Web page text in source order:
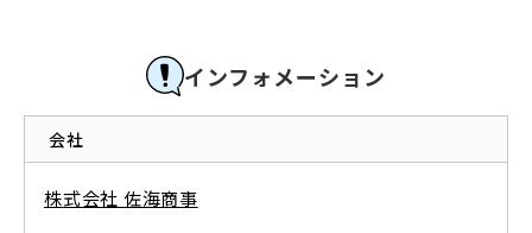
インフォメーション
会社
株式会社 佐海商事